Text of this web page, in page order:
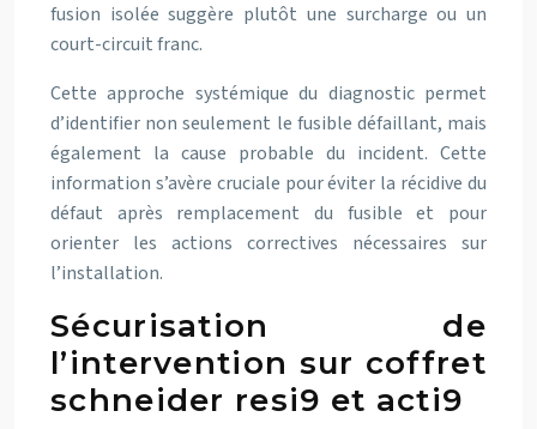
fusion isolée suggère plutôt une surcharge ou un
court-circuit franc.
Cette approche systémique du diagnostic permet
d’identifier non seulement le fusible défaillant, mais
également la cause probable du incident. Cette
information s’avère cruciale pour éviter la récidive du
défaut après remplacement du fusible et pour
orienter les actions correctives nécessaires sur
l’installation.
Sécurisation de
l’intervention sur coffret
schneider resi9 et acti9